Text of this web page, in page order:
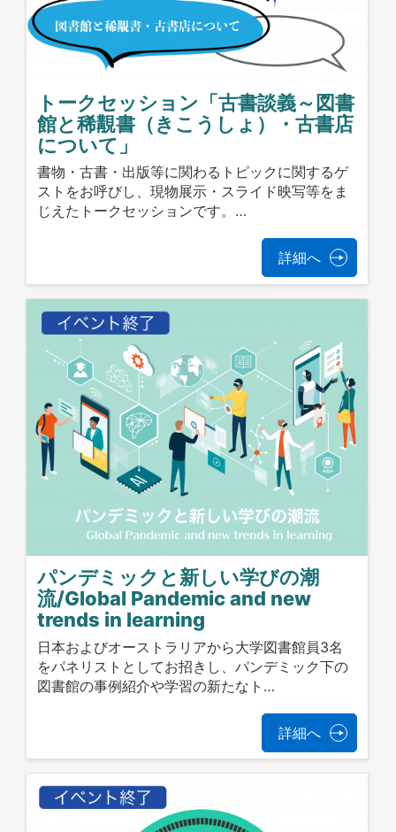
トークセッション「古書談義～図書
館と稀覯書（きこうしょ）・古書店
について」
書物・古書・出版等に関わるトピックに関するゲ
ストをお呼びし、現物展示・スライド映写等をま
じえたトークセッションです。…
詳細へ
パンデミックと新しい学びの潮
流/Global Pandemic and new
trends in learning
日本およびオーストラリアから大学図書館員3名
をパネリストとしてお招きし、パンデミック下の
図書館の事例紹介や学習の新たなト…
詳細へ